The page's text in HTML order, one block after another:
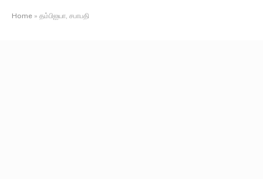
Home » தம்பிஐயா, சபாபதி